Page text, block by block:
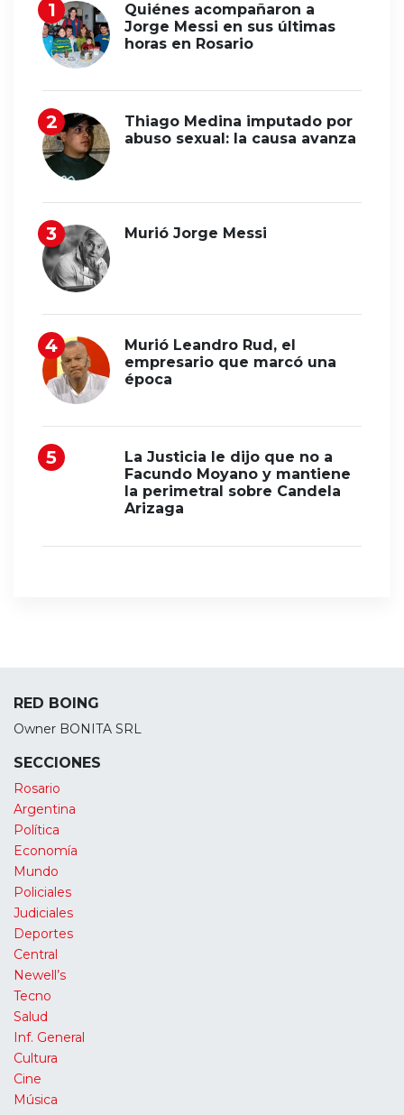
Quiénes acompañaron a
Jorge Messi en sus últimas
horas en Rosario
Thiago Medina imputado por
abuso sexual: la causa avanza
Murió Jorge Messi
Murió Leandro Rud, el
empresario que marcó una
época
La Justicia le dijo que no a
Facundo Moyano y mantiene
la perimetral sobre Candela
Arizaga
RED BOING
Owner BONITA SRL
SECCIONES
Rosario
Argentina
Política
Economía
Mundo
Policiales
Judiciales
Deportes
Central
Newell’s
Tecno
Salud
Inf. General
Cultura
Cine
Música